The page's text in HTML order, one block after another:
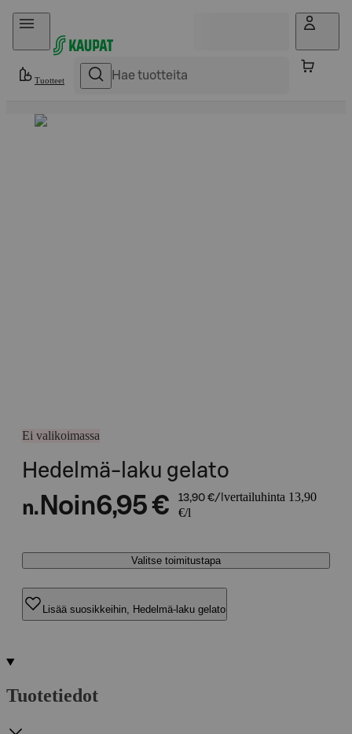
Hyppää sisältöön
Tuotteet
Ei valikoimassa
Hedelmä-laku gelato
n. Noin6,95 € 13,90 €/l vertailuhinta 13,90
€/l
Valitse toimitustapa
Lisää suosikkeihin, Hedelmä-laku gelato
Tuotetiedot